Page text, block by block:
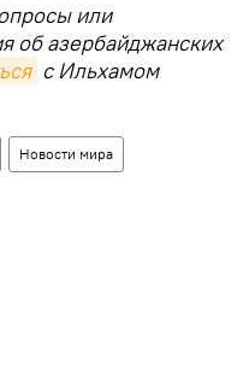
или
об азербайджанских
с Ильхамом
Новости мира